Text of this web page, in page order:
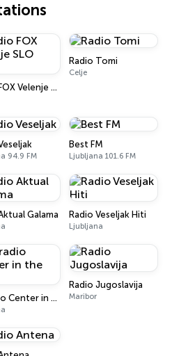
Radio FOX Velenje SLO CRO
Radio Tomi
Celje
94.9 FM
Best FM
Ljubljana 101.6 FM
Galama Radio Veseljak Hiti
Ljubljana
Hitradio Center in the mix
Radio Jugoslavija
Maribor